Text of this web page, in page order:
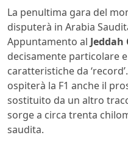
La penultima gara del
disputerà in Arabia
Appuntamento al
decisamente particolare
caratteristiche da
ospiterà la F1 anche il
sostituito da un altro
sorge a circa trenta
saudita.